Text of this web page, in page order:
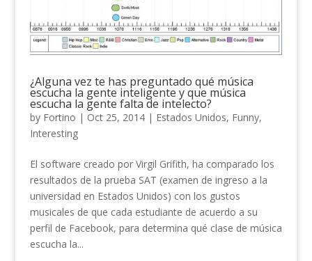
¿Alguna vez te has preguntado qué música
escucha la gente inteligente y que música
escucha la gente falta de intelecto?
by Fortino | Oct 25, 2014| Estados Unidos, Funny,
Interesting
El software creado por Virgil Grifith, ha comparado los
resultados de la prueba SAT (examen de ingreso a la
universidad en Estados Unidos) con los gustos
musicales de que cada estudiante de acuerdo a su
perfil de Facebook, para determina qué clase de música
escucha la...